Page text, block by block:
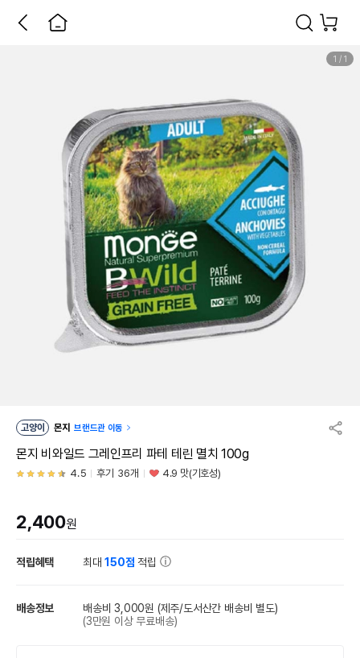
1 / 1
고양이 몬지 브랜드관 이동
몬지 비와일드 그레인프리 파테 테린 멸치 100g
4.5 후기 36개 4.9 맛(기호성)
2,400원
적립혜택 최대150점 적립
배송정보 배송비 3,000원 (제주/도서산간 배송비 별도)
(3만원 이상 무료배송)